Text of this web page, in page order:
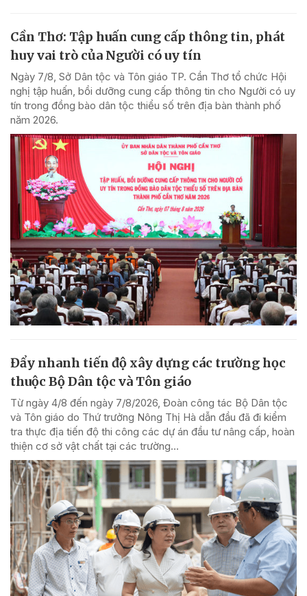
Cần Thơ: Tập huấn cung cấp thông tin, phát
huy vai trò của Người có uy tín
Ngày 7/8, Sở Dân tộc và Tôn giáo TP. Cần Thơ tổ chức Hội
nghị tập huấn, bồi dưỡng cung cấp thông tin cho Người có uy
tín trong đồng bào dân tộc thiểu số trên địa bàn thành phố
năm 2026.
Đẩy nhanh tiến độ xây dựng các trường học
thuộc Bộ Dân tộc và Tôn giáo
Từ ngày 4/8 đến ngày 7/8/2026, Đoàn công tác Bộ Dân tộc
và Tôn giáo do Thứ trưởng Nông Thị Hà dẫn đầu đã đi kiểm
tra thực địa tiến độ thi công các dự án đầu tư nâng cấp, hoàn
thiện cơ sở vật chất tại các trường...